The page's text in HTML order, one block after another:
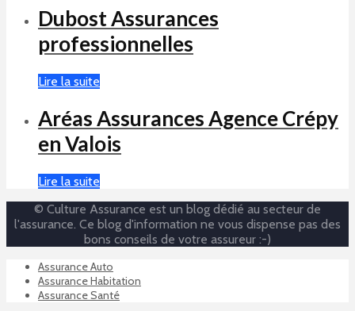
Dubost Assurances
professionnelles
Lire la suite
Aréas Assurances Agence Crépy
en Valois
Lire la suite
© Culture Assurance est un blog dédié au secteur de
l'assurance. Ce blog d'information ne vous dispense pas des
bons conseils de votre assureur :-)
Assurance Auto
Assurance Habitation
Assurance Santé